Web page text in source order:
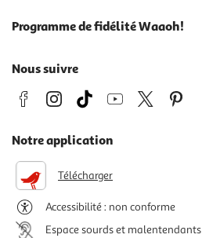
Programme de fidélité Waaoh!
Nous suivre
Notre application
Télécharger
Accessibilité : non conforme
Espace sourds et malentendants